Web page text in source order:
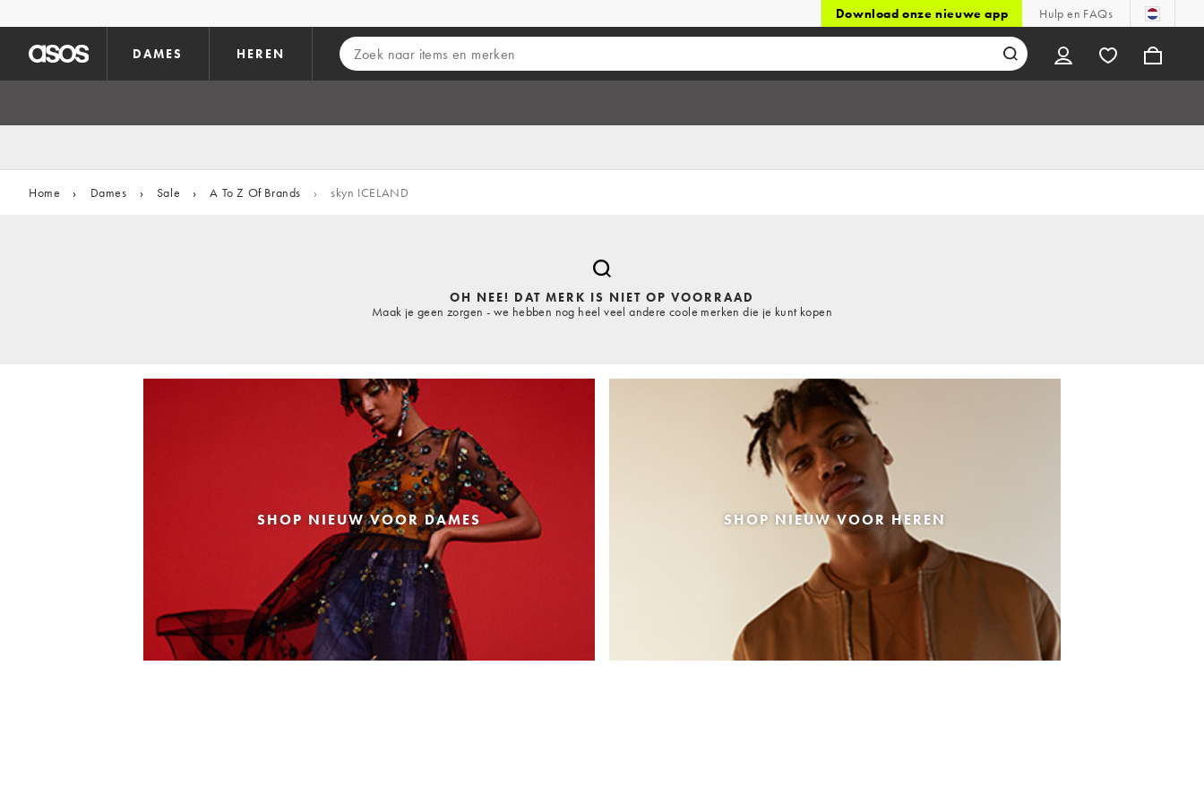
Download onze nieuwe app Hulp en FAQs
DAMES HEREN
Home › Dames › Sale › A To Z Of Brands › skyn ICELAND
OH NEE! DAT MERK IS NIET OP VOORRAAD
Maak je geen zorgen - we hebben nog heel veel andere coole merken die je kunt kopen
SHOP NIEUW VOOR DAMES SHOP NIEUW VOOR HEREN